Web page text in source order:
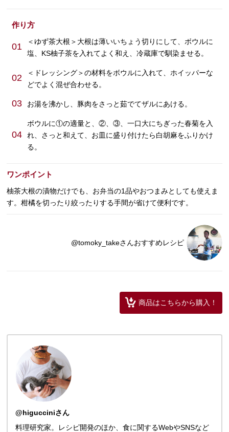
作り方
01
＜ゆず茶大根＞大根は薄いいちょう切りにして、ボウルに
塩、KS柚子茶を入れてよく和え、冷蔵庫で馴染ませる。
02
＜ドレッシング＞の材料をボウルに入れて、ホイッパーな
どでよく混ぜ合わせる。
03 お湯を沸かし、豚肉をさっと茹でてザルにあける。
04
ボウルに①の適量と、②、③、一口大にちぎった春菊を入
れ、さっと和えて、お皿に盛り付けたら白胡麻をふりかけ
る。
ワンポイント
柚茶大根の漬物だけでも、お弁当の1品やおつまみとしても使えま
す。柑橘を切ったり絞ったりする手間が省けて便利です。
@tomoky_takeさんおすすめレシピ
商品はこちらから購入！
@higucciniさん
料理研究家。レシピ開発のほか、食に関するWebやSNSなど